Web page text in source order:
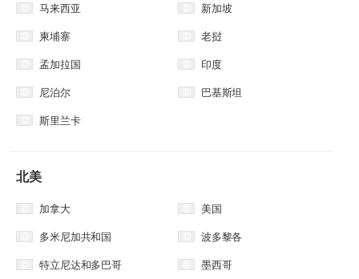
马来西亚 新加坡
柬埔寨 老挝
孟加拉国 印度
尼泊尔 巴基斯坦
斯里兰卡
​北美
加拿大 美国
多米尼加共和国 波多黎各
特立尼达和多巴哥 墨西哥